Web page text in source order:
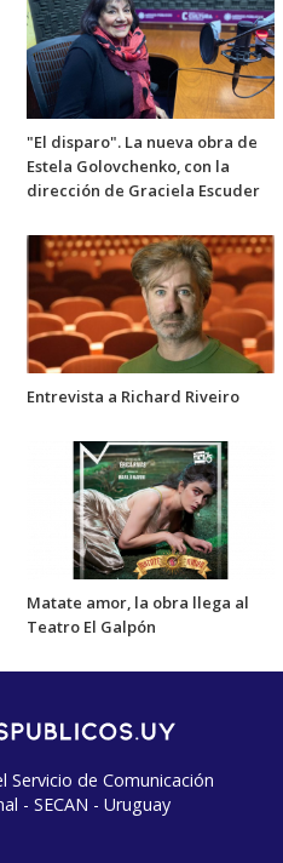
"El disparo". La nueva obra de
Estela Golovchenko, con la
dirección de Graciela Escuder
Entrevista a Richard Riveiro
Matate amor, la obra llega al
Teatro El Galpón
de Comunicación
- SECAN - Uruguay